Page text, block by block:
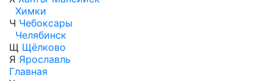
Химки
Ч Чебоксары
Челябинск
Щ Щёлково
Я Ярославль
Главная